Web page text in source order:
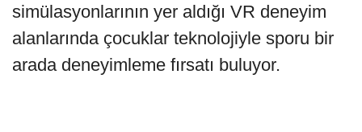
simülasyonlarının yer aldığı VR deneyim
alanlarında çocuklar teknolojiyle sporu bir
arada deneyimleme fırsatı buluyor.